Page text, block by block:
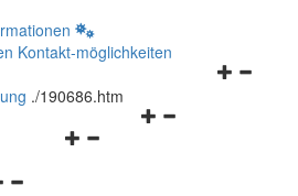
Kontakt-möglichkeiten
Navigationsmenü
./190686.htm
Navigationsmenü